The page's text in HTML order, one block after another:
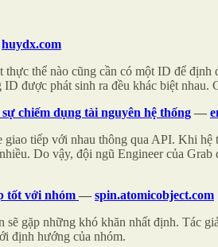
huydx.com
thể nào cũng cần có một ID để
được phát sinh ra đều khác biệt
chiếm dụng tài nguyên hệ thống —
tiếp với nhau thông qua API. Khi
Do vậy, đội ngũ Engineer của
tốt với nhóm — spin.atomicobject.com
gặp những khó khăn nhất định. Tác
định hướng của nhóm.